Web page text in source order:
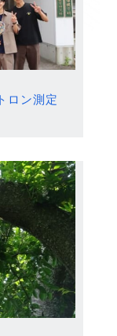
ロン測定